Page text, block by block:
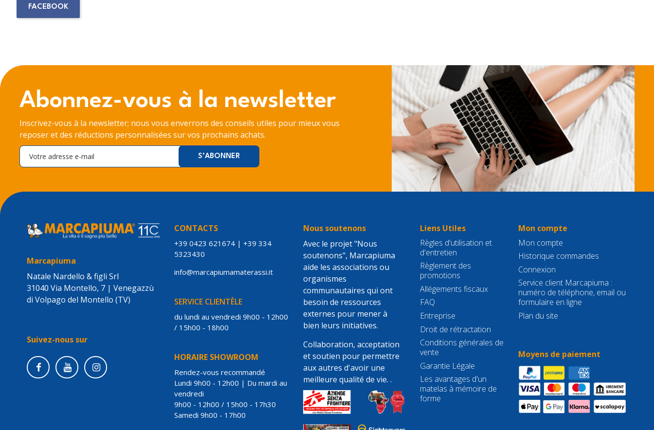
FACEBOOK
Abonnez-vous à la newsletter
Inscrivez-vous à la newsletter; nous vous enverrons des conseils utiles pour mieux vous
reposer et des réductions personnalisées sur vos prochains achats.
Marcapiuma
Natale Nardello & figli Srl
31040 Via Montello, 7 | Venegazzù
di Volpago del Montello (TV)
Suivez-nous sur
CONTACTS
+39 0423 621674 |+39 334
5323430
info@marcapiumamaterassi.it
SERVICE CLIENTÈLE
du lundi au vendredi 9h00 - 12h00
/ 15h00 - 18h00
HORAIRE SHOWROOM
Rendez-vous recommandé
Lundi 9h00 - 12h00 | Du mardi au
vendredi
9h00 - 12h00 / 15h00 - 17h30
Samedi 9h00 - 17h00
Nous soutenons
Avec le projet "Nous
soutenons", Marcapiuma
aide les associations ou
organismes
communautaires qui ont
besoin de ressources
externes pour mener à
bien leurs initiatives.
Collaboration, acceptation
et soutien pour permettre
aux autres d'avoir une
meilleure qualité de vie. .
Liens Utiles
Règles d'utilisation et
d'entretien
Règlement des
promotions
Allégements fiscaux
FAQ
Entreprise
Droit de rétractation
Conditions générales de
vente
Garantie Légale
Les avantages d'un
matelas à mémoire de
forme
Mon compte
Mon compte
Historique commandes
Connexion
Service client Marcapiuma :
numéro de téléphone, email ou
formulaire en ligne
Plan du site
Moyens de paiement